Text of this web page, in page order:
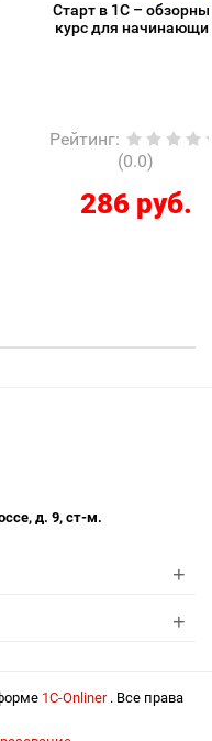
Старт в 1С – обзорный
курс для начинающих
Рейтинг:
286 руб.
д. 9, ст-м.
+
+
1С-Onliner . Все права